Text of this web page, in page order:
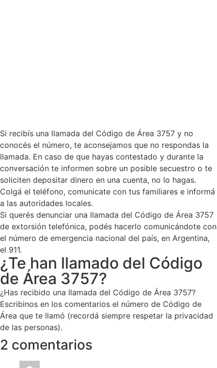
Si recibís una llamada del Código de Área 3757 y no
conocés el número, te aconsejamos que no respondas la
llamada. En caso de que hayas contestado y durante la
conversación te informen sobre un posible secuestro o te
soliciten depositar dinero en una cuenta, no lo hagas.
Colgá el teléfono, comunicate con tus familiares e informá
a las autoridades locales.
Si querés denunciar una llamada del Código de Área 3757
de extorsión telefónica, podés hacerlo comunicándote con
el número de emergencia nacional del país, en Argentina,
el 911.
¿Te han llamado del Código
de Área 3757?
¿Has recibido una llamada del Código de Área 3757?
Escribinos en los comentarios el número de Código de
Área que te llamó (recordá siempre respetar la privacidad
de las personas).
2 comentarios